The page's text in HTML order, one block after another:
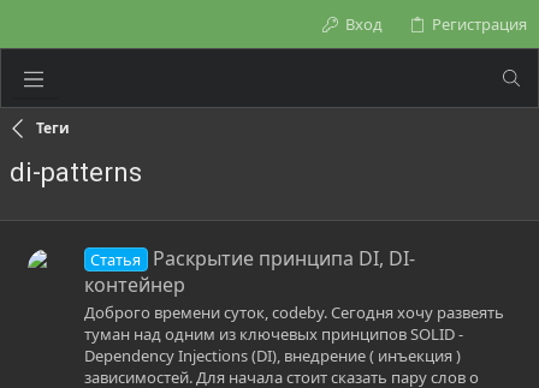
Вход Регистрация
Теги
di-patterns
Статья
Раскрытие принципа DI, DI-
контейнер
Доброго времени суток, codeby. Сегодня хочу развеять
туман над одним из ключевых принципов SOLID -
Dependency Injections (DI), внедрение ( инъекция )
зависимостей. Для начала стоит сказать пару слов о